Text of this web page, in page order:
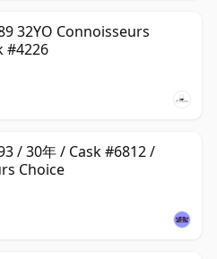
32YO Connoisseurs
#4226
/ 30年 / Cask #6812 /
Choice